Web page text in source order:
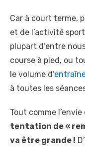
Car à court terme,
et de l’activité
plupart d’entre
course à pied, ou
le volume d’
à toutes les
Tout comme
tentation de «
va être grande !